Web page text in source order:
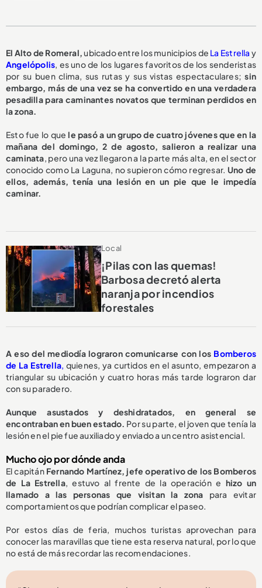
El Alto de Romeral, ubicado entre los municipios de La Estrella y
Angelópolis , es uno de los lugares favoritos de los senderistas
por su buen clima, sus rutas y sus vistas espectaculares;sin
embargo, más de una vez se ha convertido en una verdadera
pesadilla para caminantes novatos que terminan perdidos en
la zona.
Esto fue lo quele pasó a un grupo de cuatro jóvenes que en la
mañana del domingo, 2 de agosto, salieron a realizar una
caminata , pero una vez llegaron a la parte más alta, en el sector
conocido como La Laguna, no supieron cómo regresar. Uno de
ellos, además, tenía una lesión en un pie que le impedía
caminar.
Local
¡Pilas con las quemas!
Barbosa decretó alerta
naranja por incendios
forestales
A eso del mediodía lograron comunicarse con los Bomberos
de La Estrella, quienes, ya curtidos en el asunto, empezaron a
triangular su ubicación y cuatro horas más tarde lograron dar
con su paradero.
Aunque asustados y deshidratados, en general se
encontraban en buen estado. Por su parte, el joven que tenía la
lesión en el pie fue auxiliado y enviado a un centro asistencial.
Mucho ojo por dónde anda
El capitánFernando Martínez, jefe operativo de los Bomberos
de La Estrella, estuvo al frente de la operación e hizo un
llamado a las personas que visitan la zona para evitar
comportamientos que podrían complicar el paseo.
Por estos días de feria, muchos turistas aprovechan para
conocer las maravillas que tiene esta reserva natural, por lo que
no está de más recordar las recomendaciones.